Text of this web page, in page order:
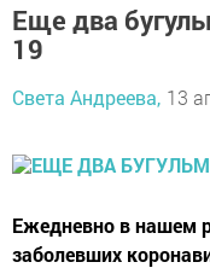
Еще два
19
Света Андреева, 13
Ежедневно в нашем
заболевших